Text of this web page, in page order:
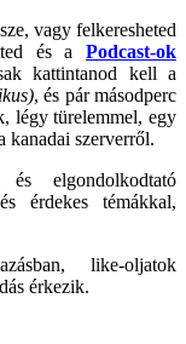
vagy felkeresheted
és a Podcast-ok
kattintanod kell a
, és pár másodperc
légy türelemmel, egy
kanadai szerverről.
és elgondolkodtató
érdekes témákkal,
like-oljatok
érkezik.